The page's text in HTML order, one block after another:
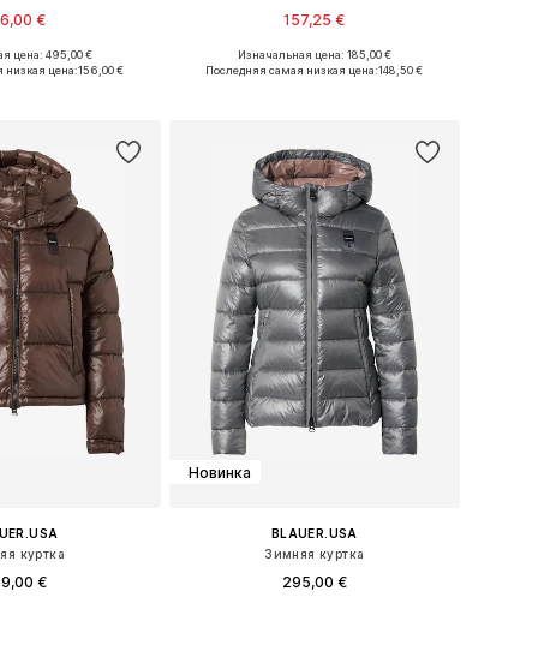
€
S-M, M
цена: 495,00 €
низкая цена:156,00 €
157,25 €
Доступные размеры: XXS, XS, S, M, L, XL
Изначальная цена: 185,00 €
Последняя самая низкая цена:148,50 €
куртка
€
Новинка
BLAUER.USA
Зимняя куртка
295,00 €